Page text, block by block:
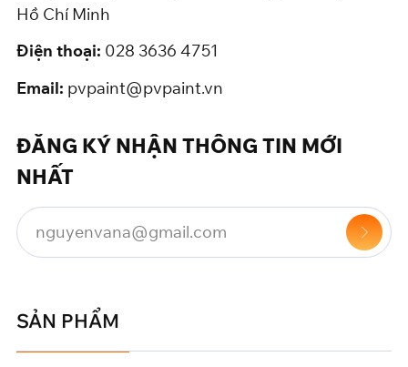
Hồ Chí Minh
Điện thoại: 028 3636 4751
Email: pvpaint@pvpaint.vn
ĐĂNG KÝ NHẬN THÔNG TIN MỚI
NHẤT
SẢN PHẨM